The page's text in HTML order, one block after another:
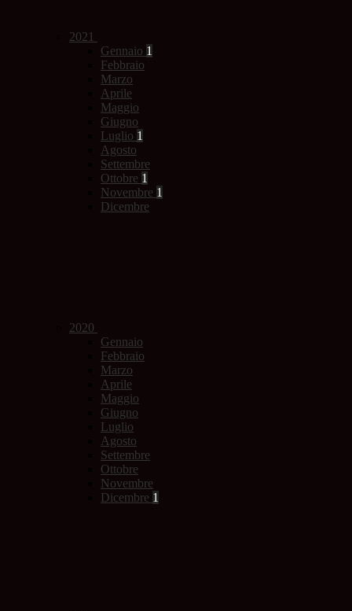
2021
Gennaio 1
Febbraio
Marzo
Aprile
Maggio
Giugno
Luglio 1
Agosto
Settembre
Ottobre 1
Novembre 1
Dicembre
2020
Gennaio
Febbraio
Marzo
Aprile
Maggio
Giugno
Luglio
Agosto
Settembre
Ottobre
Novembre
Dicembre 1